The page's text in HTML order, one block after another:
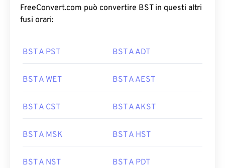
FreeConvert.com può convertire BST in questi altri
fusi orari:
BST A PST BST A ADT
BST A WET BST A AEST
BST A CST BST A AKST
BST A MSK BST A HST
BST A NST BST A PDT